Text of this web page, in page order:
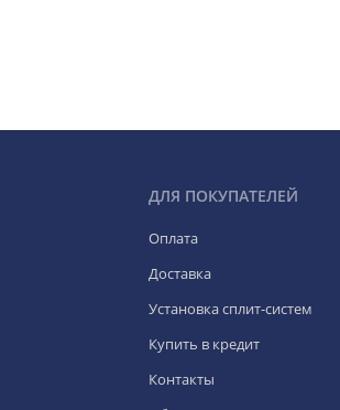
ДЛЯ ПОКУПАТЕЛЕЙ
Оплата
Доставка
Установка сплит-систем
Купить в кредит
Контакты